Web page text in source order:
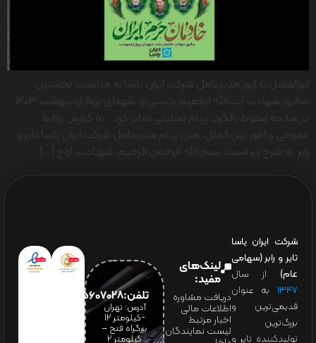
شرکت ایران یاسا
تایر و رابر (سهامی
عام) از سال
۱۳۴۷ به عنوان
قدیمی‌ترین و
بزرگ‌ترین
تولیدکننده تایر و
لینک‌های
مفید:
دریافت مشاوره
اطلاعات مالی
اخبار مرتبط
لیست نمایندگان
تلفن:65607028(021)
آدرس: تهران
-کیلومتر 12
بزرگراه فتح –
کیلومتر ۲